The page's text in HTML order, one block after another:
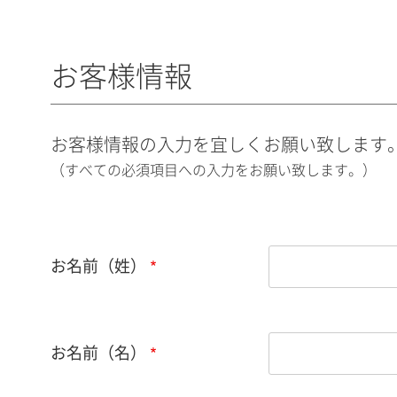
お客様情報
お客様情報の入力を宜しくお願い致します
（すべての必須項目への入力をお願い致します。）
お名前（姓）
お名前（名）